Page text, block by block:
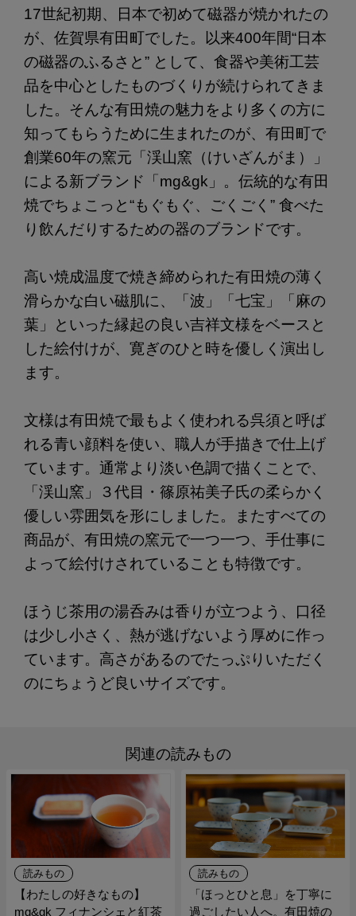
17世紀初期、日本で初めて磁器が焼かれたの
が、佐賀県有田町でした。以来400年間“日本
の磁器のふるさと” として、食器や美術工芸
品を中心としたものづくりが続けられてきま
した。そんな有田焼の魅力をより多くの方に
知ってもらうために生まれたのが、有田町で
創業60年の窯元「渓山窯（けいざんがま）」
による新ブランド「mg&gk」。伝統的な有田
焼でちょこっと“もぐもぐ、ごくごく” 食べた
り飲んだりするための器のブランドです。
高い焼成温度で焼き締められた有田焼の薄く
滑らかな白い磁肌に、「波」「七宝」「麻の
葉」といった縁起の良い吉祥文様をベースと
した絵付けが、寛ぎのひと時を優しく演出し
ます。
文様は有田焼で最もよく使われる呉須と呼ば
れる青い顔料を使い、職人が手描きで仕上げ
ています。通常より淡い色調で描くことで、
「渓山窯」３代目・篠原祐美子氏の柔らかく
優しい雰囲気を形にしました。またすべての
商品が、有田焼の窯元で一つ一つ、手仕事に
よって絵付けされていることも特徴です。
ほうじ茶用の湯呑みは香りが立つよう、口径
は少し小さく、熱が逃げないよう厚めに作っ
ています。高さがあるのでたっぷりいただく
のにちょうど良いサイズです。
関連の読みもの
読みもの
【わたしの好きなもの】
mg&gk フィナンシェと紅茶
読みもの
「ほっとひと息」を丁寧に
過ごしたい人へ。有田焼の